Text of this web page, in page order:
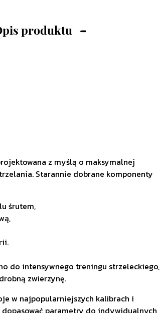
produktu
z myślą o maksymalnej
Starannie dobrane komponenty
śrutem,
do intensywnego treningu strzeleckiego,
zwierzynę.
w najpopularniejszych kalibrach i
parametry do indywidualnych